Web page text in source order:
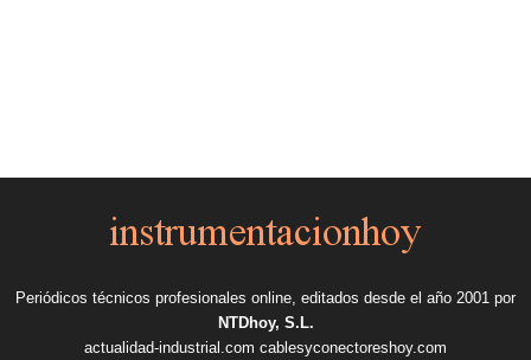
Periódicos técnicos profesionales online, editados desde el año 2001 por
NTDhoy, S.L.
actualidad-industrial.com cablesyconectoreshoy.com